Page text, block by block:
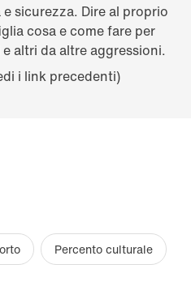
sicurezza. Dire al proprio
cosa e come fare per
altri da altre aggressioni.
i link precedenti)
Percento culturale